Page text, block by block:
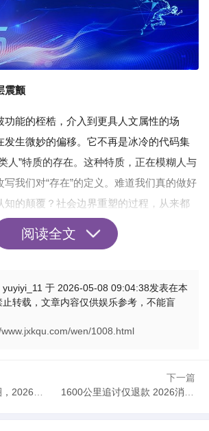
震颤
功能的桎梏，介入到更具人文属性的场
发生微妙的偏移。它不再是冰冷的代码集
人”特质的存在。这种特质，正在模糊人与
我们对“存在”的定义。难道我们真的做好
知的颠覆？社会边界重塑的过程，从来都
，而是人与技术的双向博弈与融合。
有既定的路线，没有明确的终点。每一步
的边界，也可能打碎旧的框架。这棋局，
界的野，不在于它走得有多快，而在于它
抵达那些从未被技术涉足的领域。
我们看到的不只是技术的迭代，更是社会
跨界带来的，不仅是经济的新风口，更是
阅读全文
于 2026-05-08 09:04:38发表在本
转载，文章内容仅供娱乐参考，不能盲
wen/1008.html
究竟在哪？
下一篇
1600公里追讨仅退款 2026消费维权拉锯战探因